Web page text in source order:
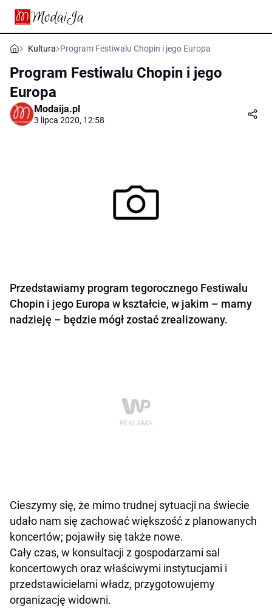
Kultura Program Festiwalu Chopin i jego Europa
Program Festiwalu Chopin i jego
Europa
Modaija.pl
3 lipca 2020, 12:58
Przedstawiamy program tegorocznego Festiwalu
Chopin i jego Europa w kształcie, w jakim – mamy
nadzieję – będzie mógł zostać zrealizowany.
Cieszymy się, że mimo trudnej sytuacji na świecie
udało nam się zachować większość z planowanych
koncertów; pojawiły się także nowe.
Cały czas, w konsultacji z gospodarzami sal
koncertowych oraz właściwymi instytucjami i
przedstawicielami władz, przygotowujemy
organizację widowni.